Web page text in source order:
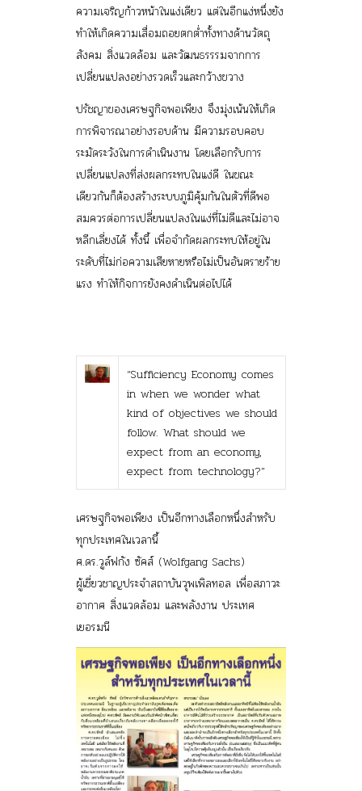
ความเจริญก้าวหน้าในแง่เดียว แต่ในอีกแง่หนึ่งยัง
ทำให้เกิดความเสื่อมถอยตกต่ำทั้งทางด้านวัตถุ
สังคม สิ่งแวดล้อม และวัฒนธรรรมจากการ
เปลี่ยนแปลงอย่างรวดเร็วและกว้างขวาง
ปรัชญาของเศรษฐกิจพอเพียง จึงมุ่งเน้นให้เกิด
การพิจารณาอย่างรอบด้าน มีความรอบคอบ
ระมัดระวังในการดำเนินงาน โดยเลือกรับการ
เปลี่ยนแปลงที่ส่งผลกระทบในแง่ดี ในขณะ
เดียวกันก็ต้องสร้างระบบภูมิคุ้มกันในตัวที่ดีพอ
สมควรต่อการเปลี่ยนแปลงในแง่ที่ไม่ดีและไม่อาจ
หลีกเลี่ยงได้ ทั้งนี้ เพื่อจำกัดผลกระทบให้อยู่ใน
ระดับที่ไม่ก่อความเสียหายหรือไม่เป็นอันตรายร้าย
แรง ทำให้กิจการยังคงดำเนินต่อไปได้
“Sufficiency Economy comes
in when we wonder what
kind of objectives we should
follow. What should we
expect from an economy,
expect from technology?”
เศรษฐกิจพอเพียง เป็นอีกทางเลือกหนึ่งสำหรับ
ทุกประเทศในเวลานี้
ศ.ดร.วูล์ฟกัง ซัคส์ (Wolfgang Sachs)
ผู้เชี่ยวชาญประจำสถาบันวุพเพิลทอล เพื่อสภาวะ
อากาศ สิ่งแวดล้อม และพลังงาน ประเทศ
เยอรมนี